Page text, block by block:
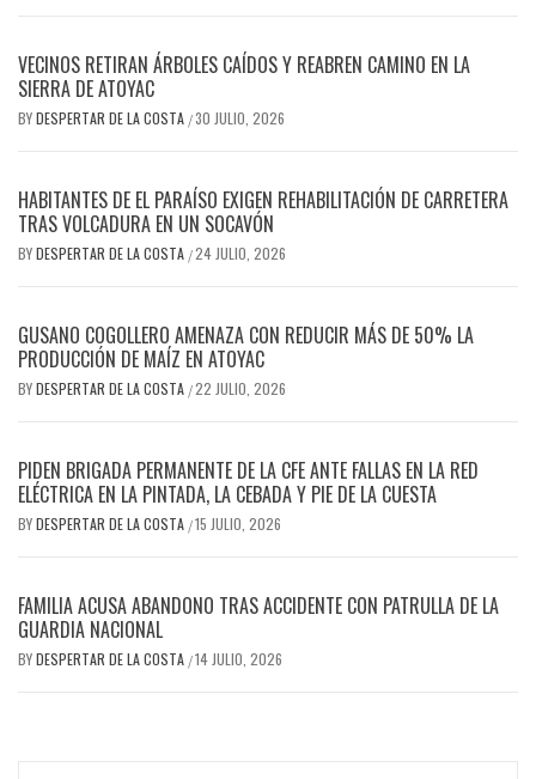
VECINOS RETIRAN ÁRBOLES CAÍDOS Y REABREN CAMINO EN LA
SIERRA DE ATOYAC
BYDESPERTAR DE LA COSTA /30 JULIO, 2026
HABITANTES DE EL PARAÍSO EXIGEN REHABILITACIÓN DE CARRETERA
TRAS VOLCADURA EN UN SOCAVÓN
BYDESPERTAR DE LA COSTA /24 JULIO, 2026
GUSANO COGOLLERO AMENAZA CON REDUCIR MÁS DE 50% LA
PRODUCCIÓN DE MAÍZ EN ATOYAC
BYDESPERTAR DE LA COSTA /22 JULIO, 2026
PIDEN BRIGADA PERMANENTE DE LA CFE ANTE FALLAS EN LA RED
ELÉCTRICA EN LA PINTADA, LA CEBADA Y PIE DE LA CUESTA
BYDESPERTAR DE LA COSTA /15 JULIO, 2026
FAMILIA ACUSA ABANDONO TRAS ACCIDENTE CON PATRULLA DE LA
GUARDIA NACIONAL
BYDESPERTAR DE LA COSTA /14 JULIO, 2026